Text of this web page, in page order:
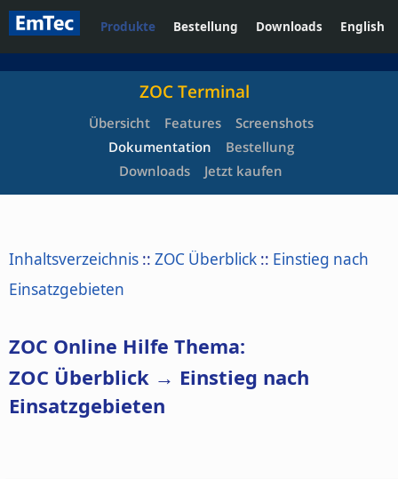
Produkte Bestellung Downloads English
ZOC Terminal
Übersicht Features
Screenshots
Dokumentation
Bestellung
Downloads
Jetzt kaufen
Inhaltsverzeichnis :: ZOC Überblick :: Einstieg nach
Einsatzgebieten
ZOC Online Hilfe Thema:
ZOC Überblick → Einstieg nach
Einsatzgebieten